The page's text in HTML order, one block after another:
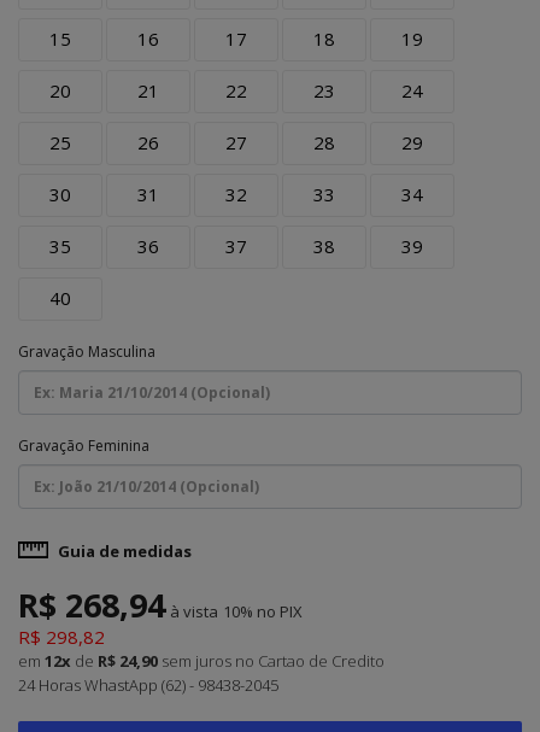
15 16 17 18 19
20 21 22 23 24
25 26 27 28 29
30 31 32 33 34
35 36 37 38 39
40
Gravação Masculina
Gravação Feminina
Guia de medidas
R$ 268,94 à vista 10%
R$ 298,82
em 12x de R$ 24,90 sem juros no Cartao de Credito
24 Horas WhastApp (62) - 98438-2045